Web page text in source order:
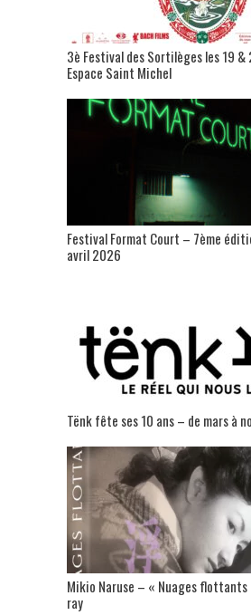
3è Festival des Sortilèges les 19
Espace Saint Michel
Festival Format Court – 7ème
avril 2026
Tënk fête ses 10 ans – de mars à
Mikio Naruse – « Nuages
ray